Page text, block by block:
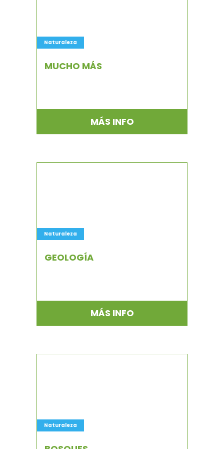
Naturaleza
MUCHO MÁS
MÁS INFO
Naturaleza
GEOLOGÍA
MÁS INFO
Naturaleza